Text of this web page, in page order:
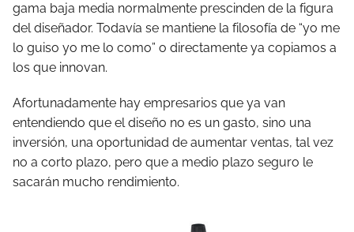
gama baja media normalmente prescinden de la figura
del diseñador. Todavía se mantiene la filosofía de “yo me
lo guiso yo me lo como” o directamente ya copiamos a
los que innovan.
Afortunadamente hay empresarios que ya van
entendiendo que el diseño no es un gasto, sino una
inversión, una oportunidad de aumentar ventas, tal vez
no a corto plazo, pero que a medio plazo seguro le
sacarán mucho rendimiento.